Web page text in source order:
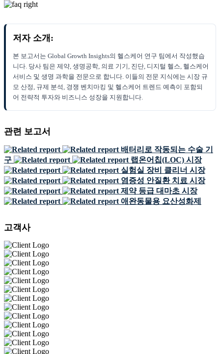
저자 소개:
본 보고서는 Global Growth Insights의 헬스케어 연구 팀에서 작성했습
니다. 당사 팀은 제약, 생명공학, 의료 기기, 진단, 디지털 헬스, 헬스케어
서비스 및 생명 과학을 전문으로 합니다. 이들의 전문 지식에는 시장 규
모 산정, 규제 분석, 경쟁 벤치마킹 및 헬스케어 트렌드 예측이 포함되
어 전략적 투자와 비즈니스 성장을 지원합니다.
관련 보고서
배터리로 작동되는 수술 기
구
랩온어칩(LOC) 시장
실험실 장비 클리너 시장
염증성 안질환 치료 시장
제약 등급 대마초 시장
애완동물용 요산성화제
고객사